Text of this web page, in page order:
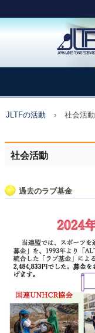
JLTFの活動 › 社会活動
社会活動
過去のラブ基金